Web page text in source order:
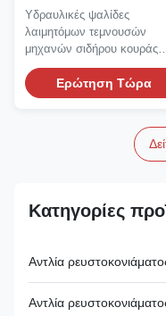
μηχανή λαιμητόμων
μετάλλων φύλλων
Υδραυλικές ψαλίδες
λαιμητόμων τεμνουσών
μηχανών σιδήρου κουράς
ατσάλινων σκελετών
απορρίματος...
Ερώτηση Τώρα
Κατηγορίες
Αντλία
Αντλία